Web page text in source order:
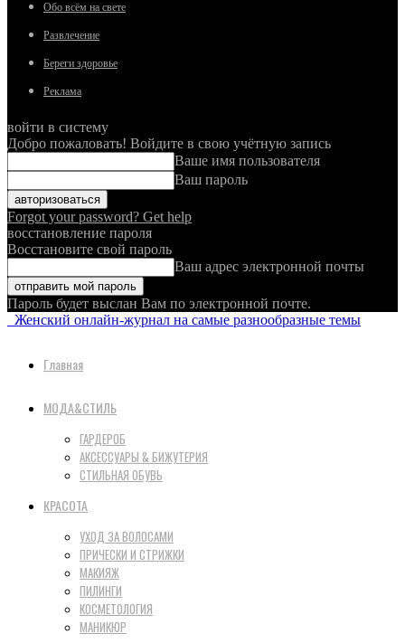
Обо всём на свете
Развлечение
Береги здоровье
Реклама
войти в систему
Добро пожаловать! Войдите в свою учётную запись
Ваше имя пользователя
Ваш пароль
Forgot your password? Get help
восстановление пароля
Восстановите свой пароль
Ваш адрес электронной почты
Пароль будет выслан Вам по электронной почте.
Женский онлайн-журнал на самые разнообразные темы
Главная
МОДА&СТИЛЬ
ГАРДЕРОБ
АКСЕССУАРЫ & БИЖУТЕРИЯ
СТИЛЬНАЯ ОБУВЬ
КРАСОТА
УХОД ЗА ВОЛОСАМИ
ПРИЧЕСКИ И СТРИЖКИ
МАКИЯЖ
ПИЛИНГИ
КОСМЕТОЛОГИЯ
МАНИКЮР